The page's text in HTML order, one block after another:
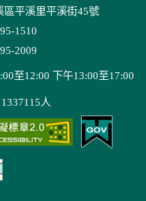
區平溪里平溪街45號
1510
2009
至12:00 下午13:00至17:00
人